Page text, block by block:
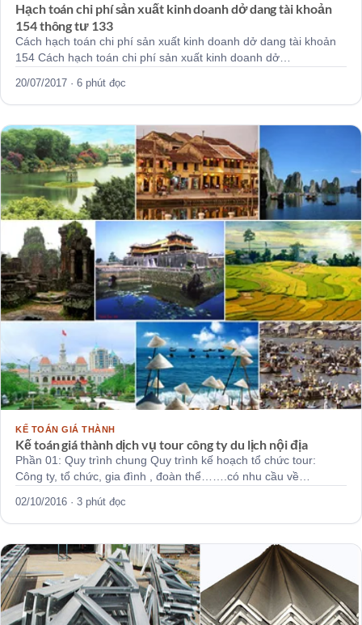
Hạch toán chi phí sản xuất kinh doanh dở dang tài khoản
154 thông tư 133
Cách hạch toán chi phí sản xuất kinh doanh dở dang tài khoản
154 Cách hạch toán chi phí sản xuất kinh doanh dở…
20/07/2017 · 6 phút đọc
KẾ TOÁN GIÁ THÀNH
Kế toán giá thành dịch vụ tour công ty du lịch nội địa
Phần 01: Quy trình chung Quy trình kế hoạch tổ chức tour:
Công ty, tổ chức, gia đình , đoàn thể…….có nhu cầu về…
02/10/2016 · 3 phút đọc